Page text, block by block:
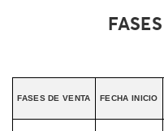
FASES DE VENTA FECHA INICIO